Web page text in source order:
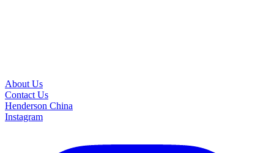
About Us
Contact Us
Henderson China
Instagram